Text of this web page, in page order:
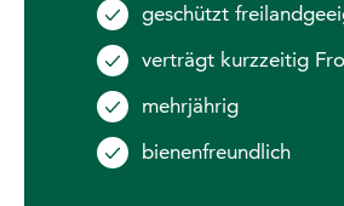
geschützt
verträgt kurzzeitig
mehrjährig
bienenfreundlich